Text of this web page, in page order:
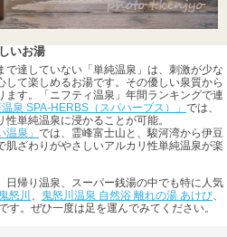
いお湯
達していない「単純温泉」は、刺激が少な
して楽しめるお湯です。その優しい泉質から
す。「ニフティ温泉」年間ランキングで連
温泉 SPA-HERBS（スパハーブス）」 では、
単純温泉に浸かることが可能。
温泉」 では、霊峰富士山と、駿河湾から伊豆
ざわりがやさしいアルカリ性単純温泉が楽
日帰り温泉、スーパー銭湯の中でも特に人気
怒川 鬼怒川温泉 自然浴 離れの湯 あけび
す。ぜひ一度は足を運んでみてください。